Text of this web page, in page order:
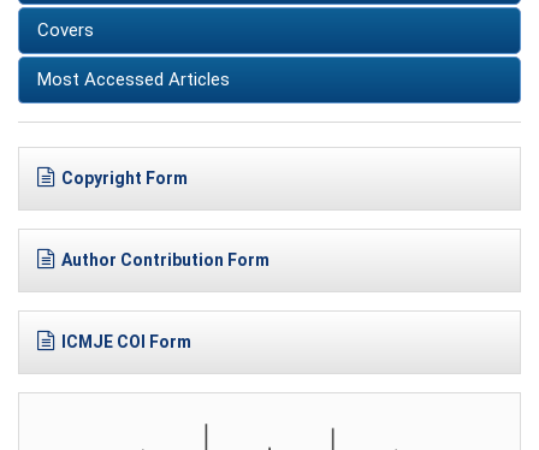
Covers
Most Accessed Articles
Copyright Form
Author Contribution Form
ICMJE COI Form